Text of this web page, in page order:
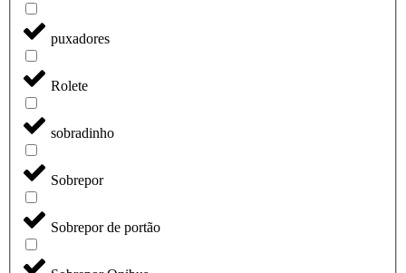
puxadores
Rolete
sobradinho
Sobrepor
Sobrepor de portão